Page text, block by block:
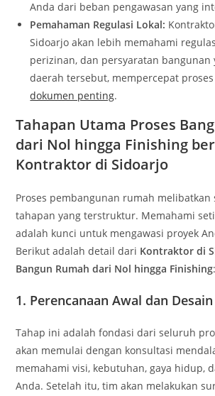
Anda dari beban pengawasan yang
Pemahaman Regulasi Lokal:
Sidoarjo akan lebih memahami
perizinan, dan persyaratan bangunan
daerah tersebut, mempercepat proses
dokumen penting.
Tahapan Utama Proses
dari Nol hingga Finishing
Kontraktor di Sidoarjo
Proses pembangunan rumah melibatkan
tahapan yang terstruktur. Memahami
adalah kunci untuk mengawasi proyek
Berikut adalah detail dari Kontraktor di
Bangun Rumah dari Nol hingga Finishing:
1. Perencanaan Awal dan Desain
Tahap ini adalah fondasi dari seluruh
akan memulai dengan konsultasi
memahami visi, kebutuhan, gaya hidup,
Anda. Setelah itu, tim akan melakukan